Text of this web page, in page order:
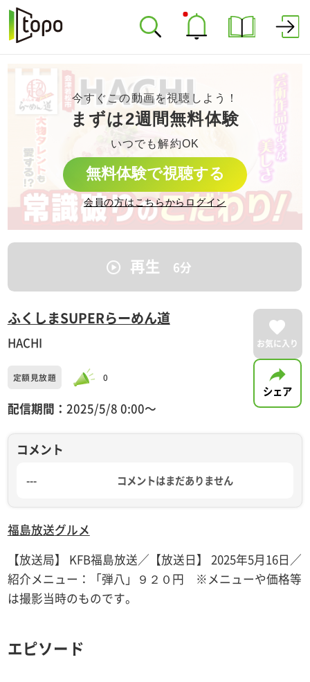
今すぐこの動画を視聴しよう！
まずは2週間無料体験
いつでも解約OK
無料体験で視聴する
会員の方はこちらからログイン
再生 6分
ふくしまSUPERらーめん道
HACHI
定額見放題 0
配信期間： 2025/5/8 0:00〜
お気に入り
シェア
コメント
--- コメントはまだありません
福島放送グルメ
【放送局】 KFB福島放送／【放送日】 2025年5月16日／
紹介メニュー：「弾八」９２０円 ※メニューや価格等
は撮影当時のものです。
エピソード